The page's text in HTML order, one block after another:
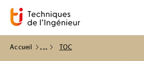
Accueil TOC